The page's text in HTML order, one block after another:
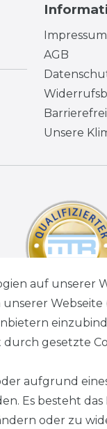
Impressum
AGB
Unsere
auf unserer
Webseite
gesetzte
aufgrund
Es besteht
oder zu